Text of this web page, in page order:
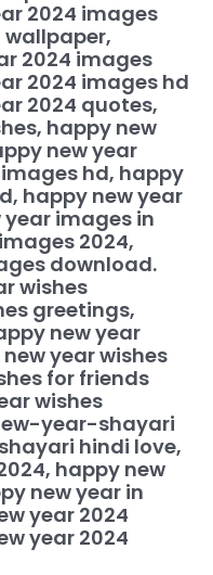
2024 images
wallpaper,
2024 images
2024 images hd
2024 quotes,
happy new
new year
hd, happy
happy new year
images in
2024,
download.
wishes
greetings,
new year
year wishes
for friends
wishes
year-shayari
hindi love,
happy new
new year in
year 2024
year 2024